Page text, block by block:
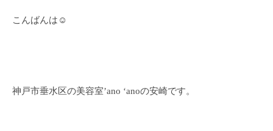
こんばんは☺︎
神戸市垂水区の美容室’ano ‘anoの安崎です。